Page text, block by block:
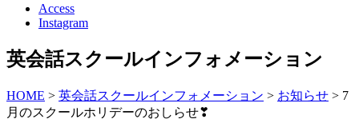
Access
Instagram
英会話スクールインフォメーション
HOME > 英会話スクールインフォメーション > お知らせ > 7
月のスクールホリデーのおしらせ❣